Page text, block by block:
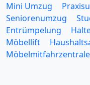
Mini Umzug
Seniorenumzug
Entrümpelung
Möbellift
Möbelmitfahrzentrale